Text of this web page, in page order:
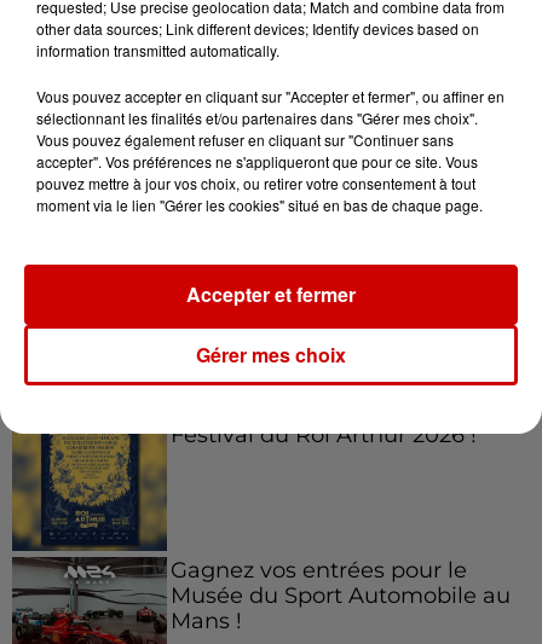
plages du Sud-Ouest
11h51
À LA UNE : affaire Manon
Relandeau, musée cambriolé et
Amel Bent en...
Jeux
Festival du Roi Arthur 2026 !
Gagnez vos entrées pour le
Musée du Sport Automobile au
Mans !
requested; Use precise geolocation data; Match and combine data from
other data sources; Link different devices; Identify devices based on
information transmitted automatically.
Vous pouvez accepter en cliquant sur "Accepter et fermer", ou affiner en
sélectionnant les finalités et/ou partenaires dans "Gérer mes choix".
Vous pouvez également refuser en cliquant sur "Continuer sans
accepter". Vos préférences ne s'appliqueront que pour ce site. Vous
pouvez mettre à jour vos choix, ou retirer votre consentement à tout
moment via le lien "Gérer les cookies" situé en bas de chaque page.
Gérer mes choix
Accepter et fermer